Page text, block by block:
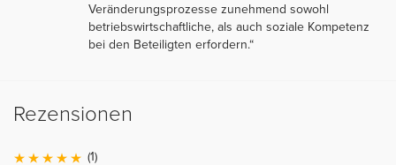
Veränderungsprozesse zunehmend sowohl
betriebswirtschaftliche, als auch soziale Kompetenz
bei den Beteiligten erfordern.“
Rezensionen
(1)